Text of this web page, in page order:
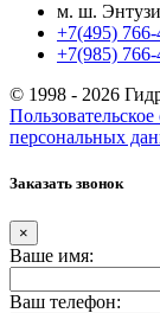
м. ш.
+7(495)
+7(985)
© 1998 - 2026
персональных
Заказать звонок
×
Ваше имя:
Ваш телефон: